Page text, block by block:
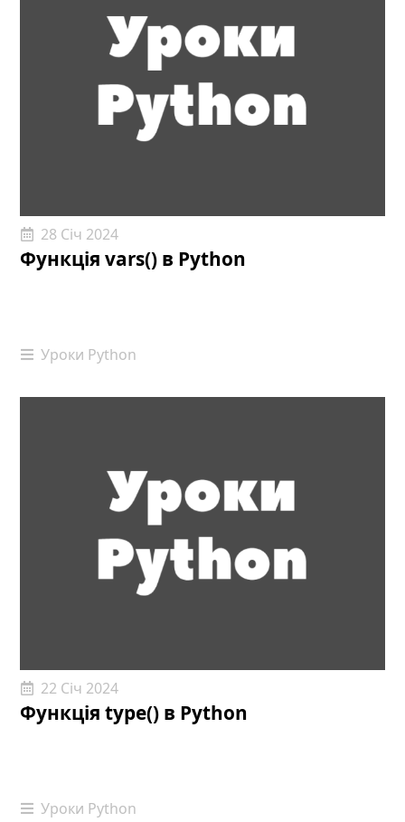
Функція vars() в Python
28 Січ 2024
Уроки Python
Функція type() в Python
22 Січ 2024
Уроки Python